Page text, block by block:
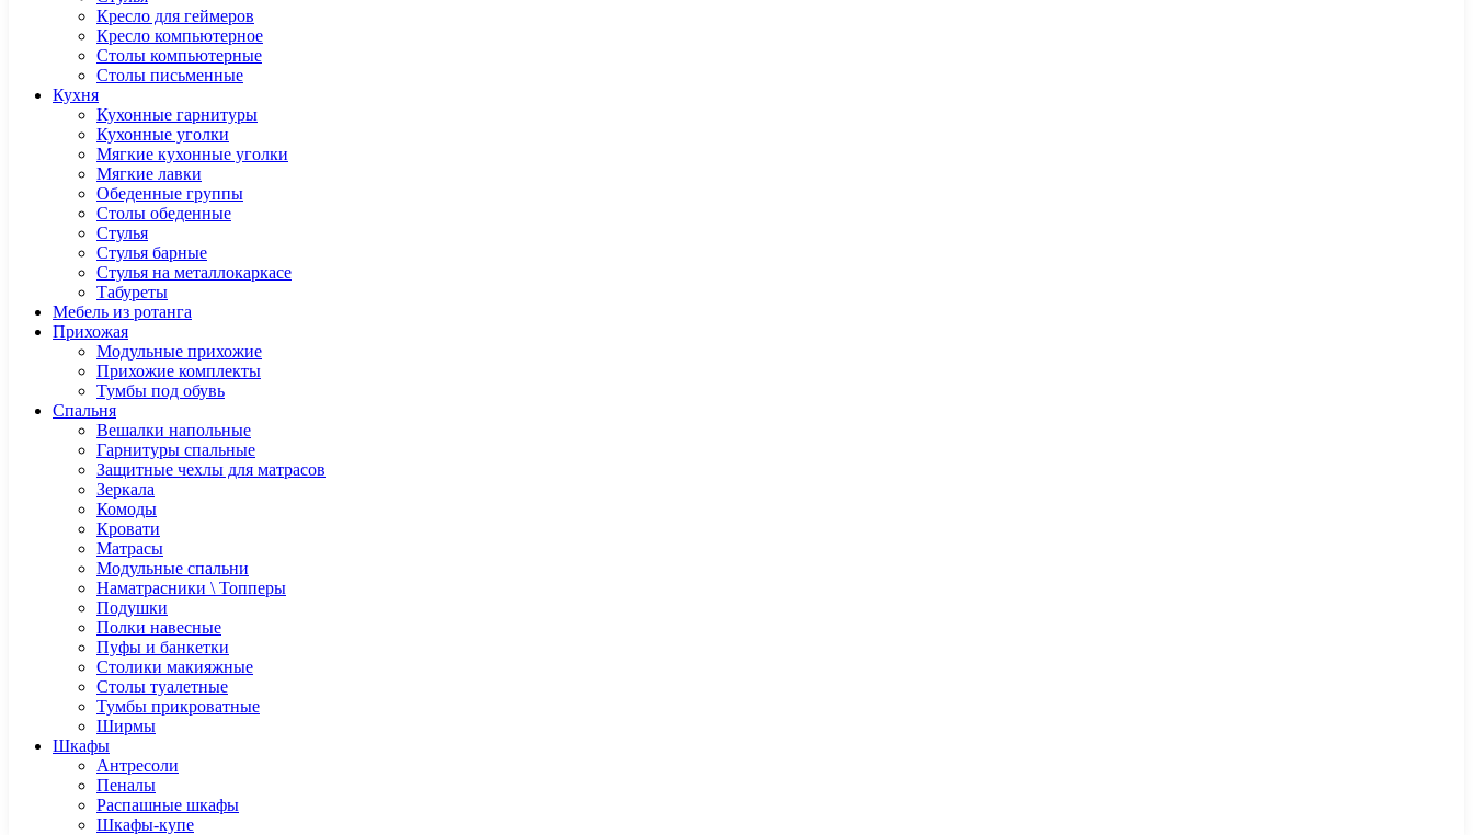
Кресло для геймеров
Кресло компьютерное
Столы компьютерные
Столы письменные
Кухня
Кухонные гарнитуры
Кухонные уголки
Мягкие кухонные уголки
Мягкие лавки
Обеденные группы
Столы обеденные
Стулья
Стулья барные
Стулья на металлокаркасе
Табуреты
Мебель из ротанга
Прихожая
Модульные прихожие
Прихожие комплекты
Тумбы под обувь
Спальня
Вешалки напольные
Гарнитуры спальные
Защитные чехлы для матрасов
Зеркала
Комоды
Кровати
Матрасы
Модульные спальни
Наматрасники \ Топперы
Подушки
Полки навесные
Пуфы и банкетки
Столики макияжные
Столы туалетные
Тумбы прикроватные
Ширмы
Шкафы
Антресоли
Пеналы
Распашные шкафы
Шкафы-купе